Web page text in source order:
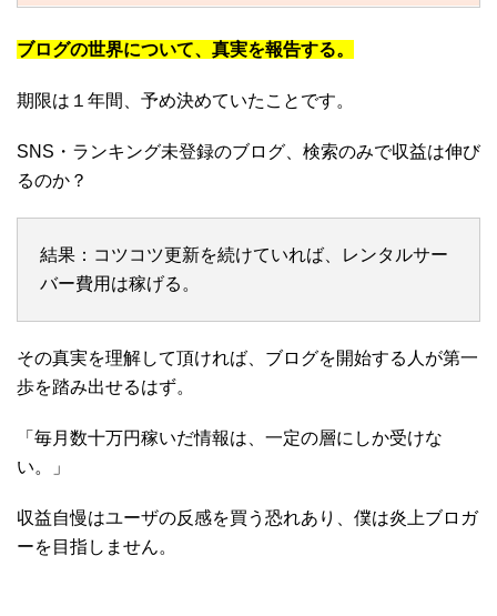
ブログの世界について、真実を報告する。
期限は１年間、予め決めていたことです。
SNS・ランキング未登録のブログ、検索のみで収益は伸び
るのか？
結果：コツコツ更新を続けていれば、レンタルサー
バー費用は稼げる。
その真実を理解して頂ければ、ブログを開始する人が第一
歩を踏み出せるはず。
「毎月数十万円稼いだ情報は、一定の層にしか受けな
い。」
収益自慢はユーザの反感を買う恐れあり、僕は炎上ブロガ
ーを目指しません。